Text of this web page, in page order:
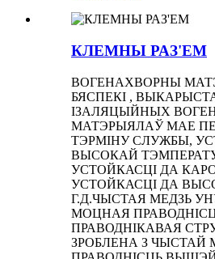
КЛЕМНЫ РАЗ'ЕМ
ВОГЕНАХВОРНЫ
БЯСПЕКІ ,
ІЗАЛЯЦЫЙНЫХ
МАТЭРЫЯЛАЎ МАЕ
ТЭРМІНУ СЛУЖБЫ,
ВЫСОКАЙ
УСТОЙКАСЦІ ДА
УСТОЙКАСЦІ ДА
Г.Д.ЧЫСТАЯ МЕДЗЬ
МОЦНАЯ
ПРАВОДНІКАВАЯ
ЗРОБЛЕНА З ЧЫСТАЙ